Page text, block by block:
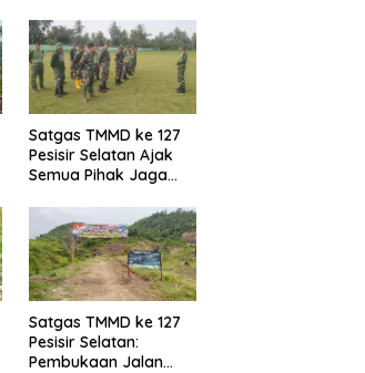
Satgas TMMD ke 127
Pesisir Selatan Ajak
Semua Pihak Jaga
Satgas TMMD ke 127
Pesisir Selatan:
Pembukaan Jalan